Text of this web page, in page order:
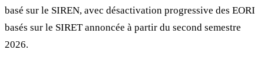
basé sur le SIREN, avec désactivation progressive des EORI
basés sur le SIRET annoncée à partir du second semestre
2026.